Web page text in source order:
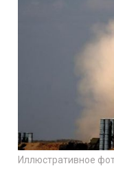
Иллюстративное